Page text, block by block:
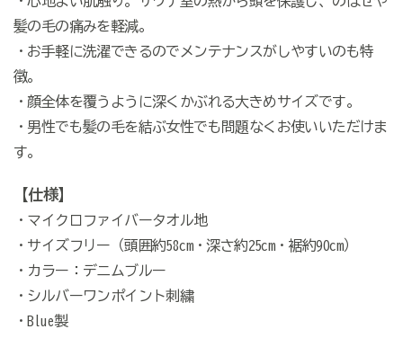
髪の毛の痛みを軽減。
・お手軽に洗濯できるのでメンテナンスがしやすいのも特
徴。
・顔全体を覆うように深くかぶれる大きめサイズです。
・男性でも髪の毛を結ぶ女性でも問題なくお使いいただけま
す。
【仕様】
・マイクロファイバータオル地
・サイズフリー（頭囲約58cm・深さ約25cm・裾約90cm）
・カラー：デニムブルー
・シルバーワンポイント刺繍
・Blue製